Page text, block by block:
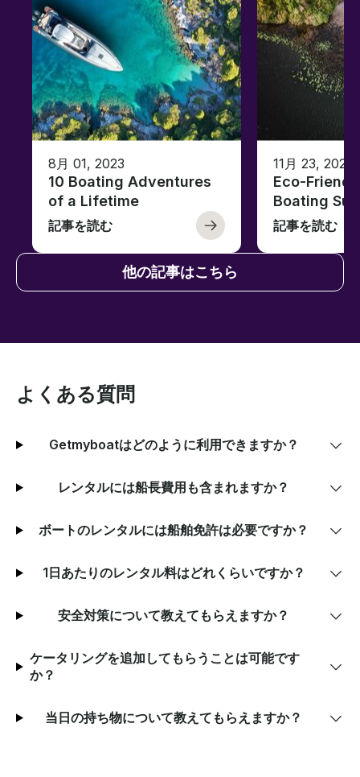
8月 01, 2023
10 Boating Adventures
of a Lifetime
記事を読む
11月 23, 2022
Eco-
Boating
記事を読む
他の記事はこちら
よくある質問
Getmyboatはどのように利用できますか？
レンタルには船長費用も含まれますか？
ボートのレンタルには船舶免許は必要ですか？
1日あたりのレンタル料はどれくらいですか？
安全対策について教えてもらえますか？
ケータリングを追加してもらうことは可能です
か？
当日の持ち物について教えてもらえますか？